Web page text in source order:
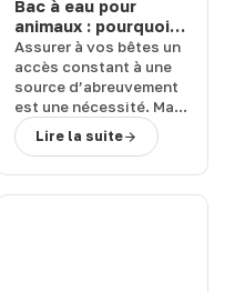
Bac à eau pour
animaux : pourquoi
choisir un abreuvoir
de la marque Suevia
?
Assurer à vos bêtes un
accès constant à une
source d’abreuvement
est une nécessité. Mais
quel équipement
choisir ?Terwagne,
Lire la suite